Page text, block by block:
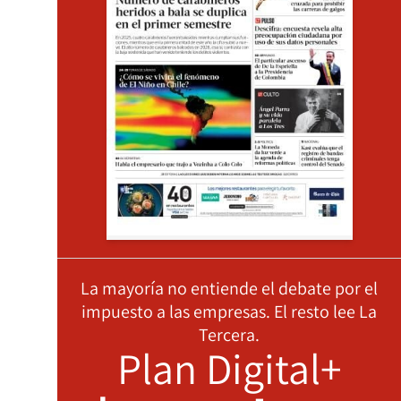
La mayoría no entiende el debate por el
impuesto a las empresas. El resto lee La
Tercera.
Plan Digital+